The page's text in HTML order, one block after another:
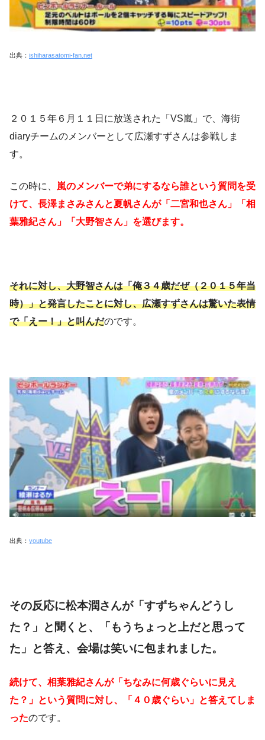
出典： ishiharasatomi-fan.net
２０１５年６月１１日に放送された「VS嵐」で、海街
diaryチームのメンバーとして広瀬すずさんは参戦しま
す。
この時に、
嵐のメンバーで弟にするなら誰という質問を受
けて、長澤まさみさんと夏帆さんが「二宮和也さん」「相
葉雅紀さん」「大野智さん」を選びます。
それに対し、大野智さんは「俺３４歳だぜ（２０１５年当
時）」と発言したことに対し、広瀬すずさんは驚いた表情
で「えー！」と叫んだのです。
出典： youtube
その反応に松本潤さんが「すずちゃんどうし
た？」と聞くと、「もうちょっと上だと思って
た」と答え、会場は笑いに包まれました。
続けて、相葉雅紀さんが「ちなみに何歳ぐらいに見え
た？」という質問に対し、「４０歳ぐらい」と答えてしま
ったのです。